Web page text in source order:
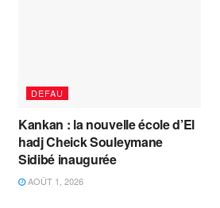
DEFAU
Kankan : la nouvelle école d’El
hadj Cheick Souleymane
Sidibé inaugurée
AOÛT 1, 2026